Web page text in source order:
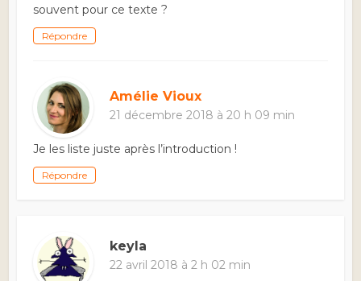
souvent pour ce texte ?
Répondre
Amélie Vioux
21 décembre 2018 à 20 h 09 min
Je les liste juste après l’introduction !
Répondre
keyla
22 avril 2018 à 2 h 02 min